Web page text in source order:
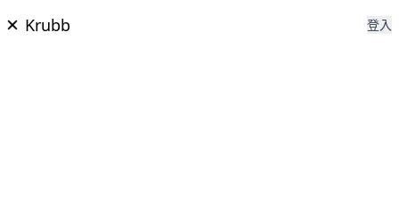
Krubb 登入